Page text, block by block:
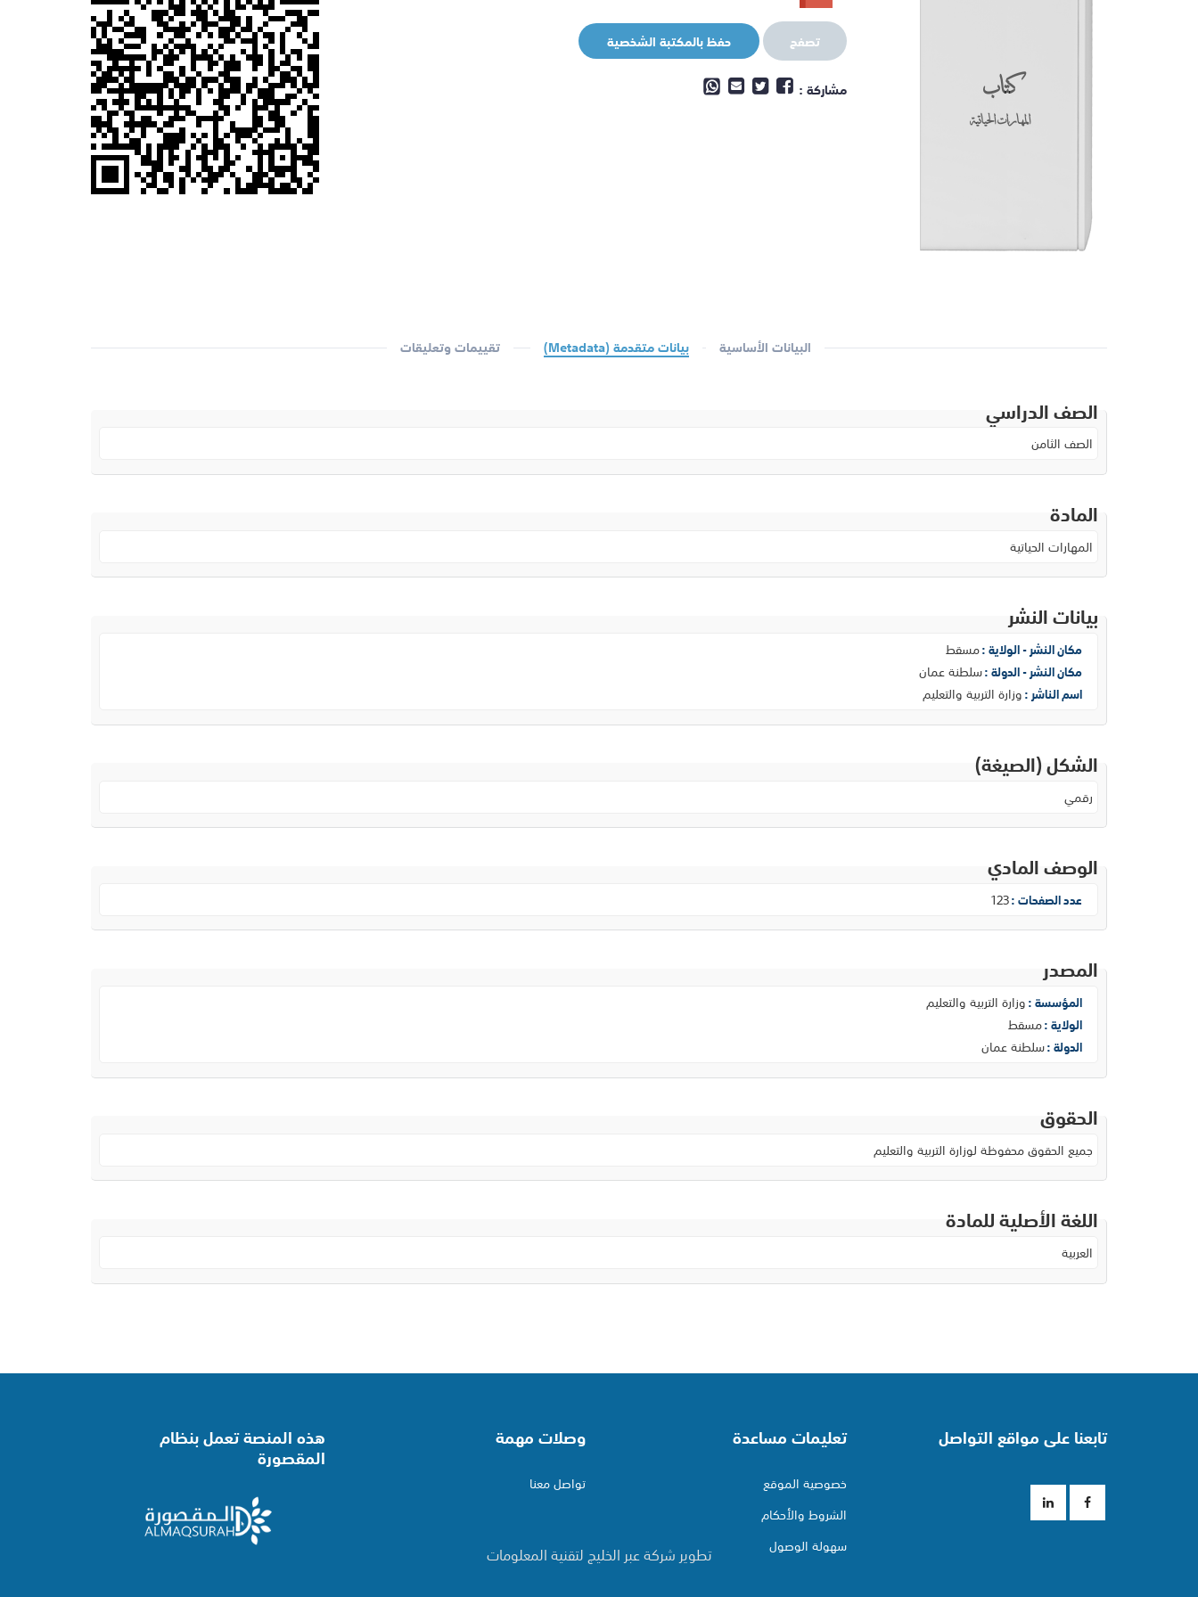
كتاب
المهارات الحياتية
تصفح حفظ بالمكتبة الشخصية
مشاركة :
البيانات الأساسية بيانات متقدمة (Metadata) تقييمات وتعليقات
الصف الدراسي
الصف الثامن
المادة
المهارات الحياتية
بيانات النشر
مكان النشر - الولاية :مسقط
مكان النشر - الدولة :سلطنة عمان
اسم الناشر :وزارة التربية والتعليم
الشكل (الصيغة)
رقمي
الوصف المادي
عدد الصفحات :123
المصدر
المؤسسة :وزارة التربية والتعليم
الولاية :مسقط
الدولة :سلطنة عمان
الحقوق
جميع الحقوق محفوظة لوزارة التربية والتعليم
اللغة الأصلية للمادة
العربية
تابعنا على مواقع التواصل تعليمات مساعدة
خصوصية الموقع
الشروط والأحكام
سهولة الوصول
وصلات مهمة
تواصل معنا
هذه المنصة تعمل بنظام
المقصورة
تطوير شركة عبر الخليج لتقنية المعلومات